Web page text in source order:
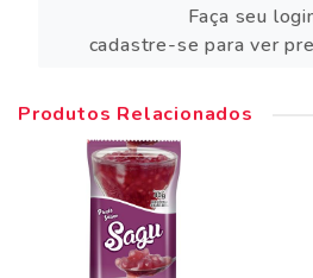
Faça seu
cadastre-se para ver
Produtos Relacionados